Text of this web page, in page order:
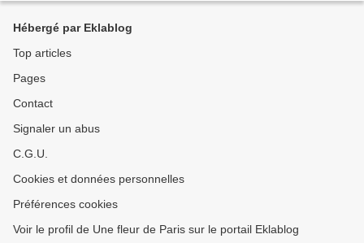
Hébergé par Eklablog
Top articles
Pages
Contact
Signaler un abus
C.G.U.
Cookies et données personnelles
Préférences cookies
Voir le profil de Une fleur de Paris sur le portail Eklablog